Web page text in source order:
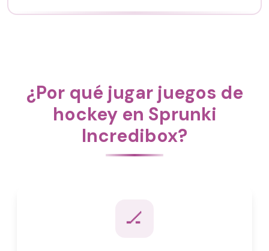
¿Por qué jugar juegos de
hockey en Sprunki
Incredibox?
🏒